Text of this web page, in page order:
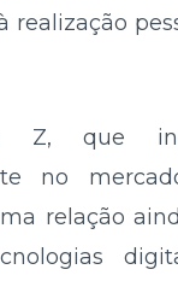
realização
Z, que
no
relação